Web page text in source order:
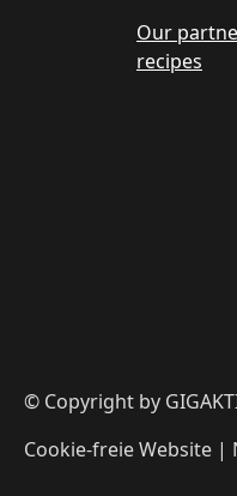
Our
recipes
© Copyright by
Cookie-freie Website |